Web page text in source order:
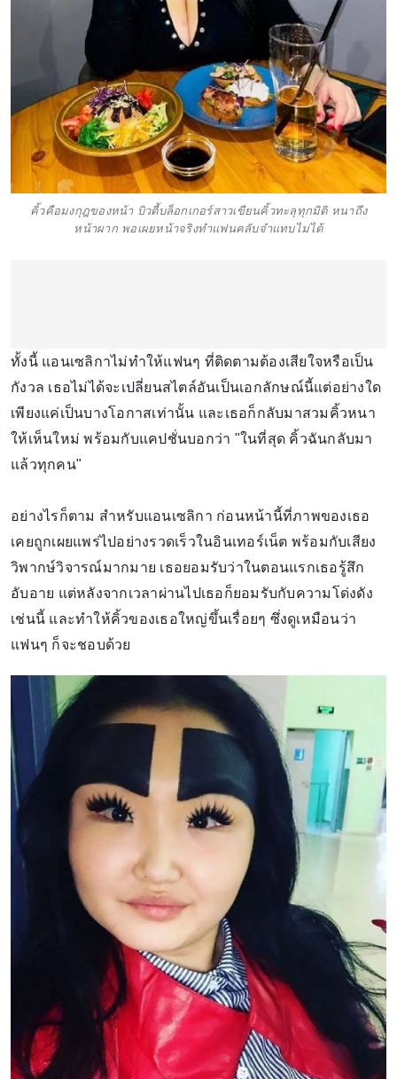
คิ้วคือมงกุฎของหน้า บิวตี้บล็อกเกอร์สาวเขียนคิ้วทะลุทุกมิติ หนาถึง
หน้าผาก พอเผยหน้าจริงทำแฟนคลับจำแทบไม่ได้
ทั้งนี้ แอนเซลิกาไม่ทำให้แฟนๆ ที่ติดตามต้องเสียใจหรือเป็น
กังวล เธอไม่ได้จะเปลี่ยนสไตล์อันเป็นเอกลักษณ์นี้แต่อย่างใด
เพียงแค่เป็นบางโอกาสเท่านั้น และเธอก็กลับมาสวมคิ้วหนา
ให้เห็นใหม่ พร้อมกับแคปชั่นบอกว่า "ในที่สุด คิ้วฉันกลับมา
แล้วทุกคน"
อย่างไรก็ตาม สำหรับแอนเซลิกา ก่อนหน้านี้ที่ภาพของเธอ
เคยถูกเผยแพร่ไปอย่างรวดเร็วในอินเทอร์เน็ต พร้อมกับเสียง
วิพากษ์วิจารณ์มากมาย เธอยอมรับว่าในตอนแรกเธอรู้สึก
อับอาย แต่หลังจากเวลาผ่านไปเธอก็ยอมรับกับความโด่งดัง
เช่นนี้ และทำให้คิ้วของเธอใหญ่ขึ้นเรื่อยๆ ซึ่งดูเหมือนว่า
แฟนๆ ก็จะชอบด้วย